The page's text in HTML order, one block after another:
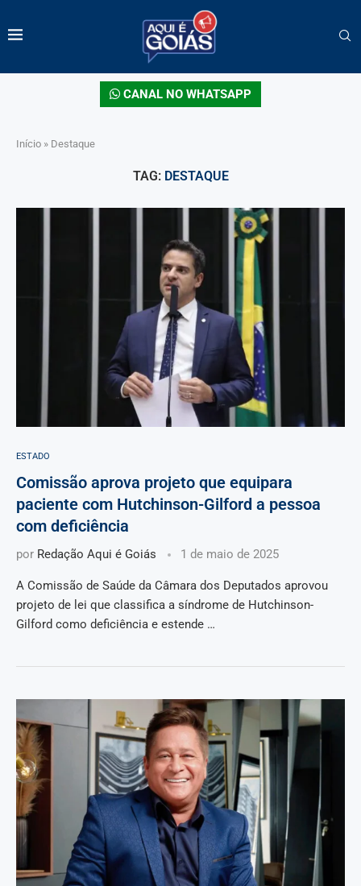
CANAL NO WHATSAPP
Início » Destaque
TAG: DESTAQUE
ESTADO
Comissão aprova projeto que equipara
paciente com Hutchinson-Gilford a pessoa
com deficiência
por Redação Aqui é Goiás 1 de maio de 2025
A Comissão de Saúde da Câmara dos Deputados aprovou
projeto de lei que classifica a síndrome de Hutchinson-
Gilford como deficiência e estende …